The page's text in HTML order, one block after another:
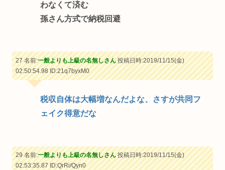
わなくて済む
孫さん方式で納税回避
27 名前:一般よりも上級の名無しさん投稿日時:2019/11/15(金)
02:50:54.98ID:21q7byxM0
税収自体は大幅増なんだよな、さすが共同フ
ェイク得意だな
29 名前:一般よりも上級の名無しさん投稿日時:2019/11/15(金)
02:53:35.87ID:QrRi/Qyn0